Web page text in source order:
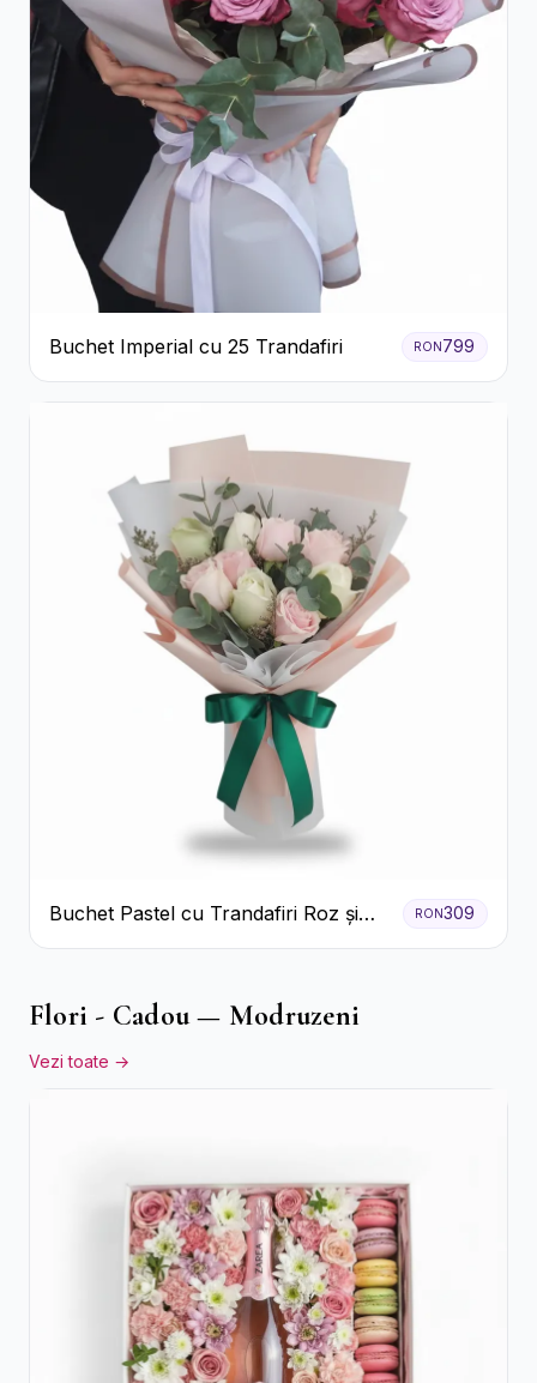
Buchet Imperial cu 25 Trandafiri RON799
Buchet Pastel cu Trandafiri Roz și
Albi
RON309
Flori - Cadou — Modruzeni
Vezi toate →